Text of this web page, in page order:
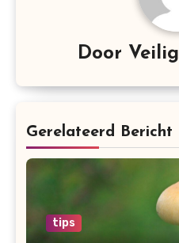
Door
Gerelateerd Bericht
tips